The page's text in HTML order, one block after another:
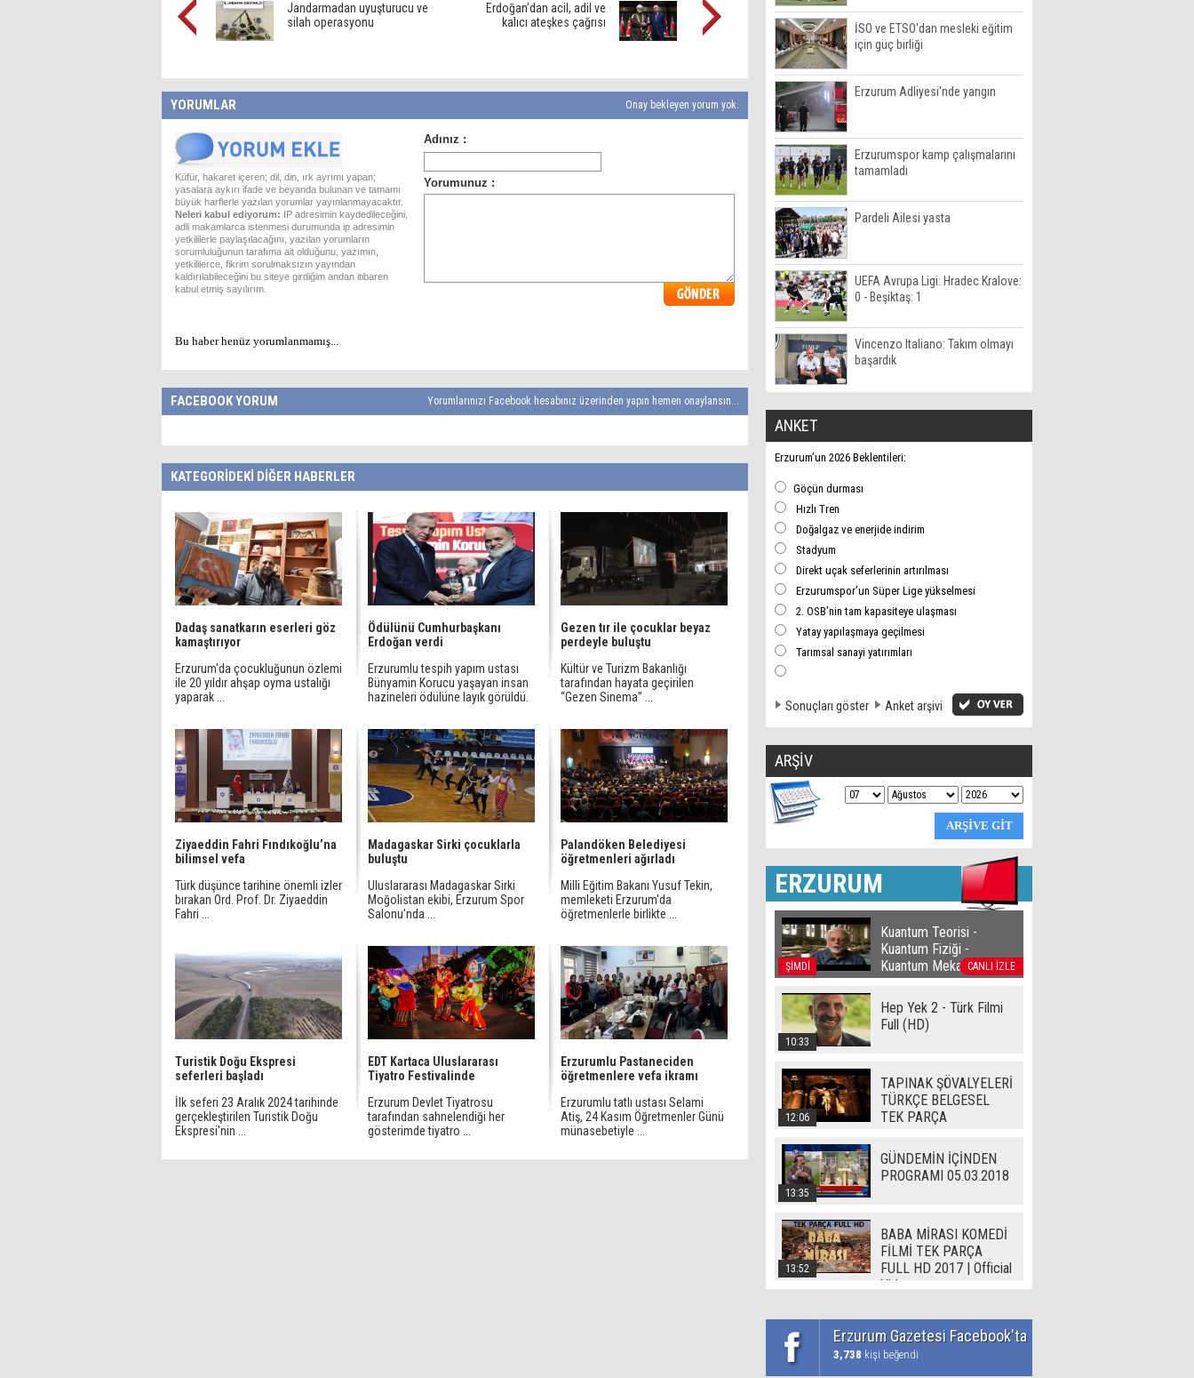
Jandarmadan uyuşturucu ve
silah operasyonu
Erdoğan’dan acil, adil ve
kalıcı ateşkes çağrısı
YORUMLAR Onay bekleyen yorum yok.
Küfür, hakaret içeren; dil, din, ırk ayrımı yapan;
yasalara aykırı ifade ve beyanda bulunan ve tamamı
büyük harflerle yazılan yorumlar yayınlanmayacaktır.
Neleri kabul ediyorum: IP adresimin kaydedileceğini,
adli makamlarca istenmesi durumunda ip adresimin
yetkililerle paylaşılacağını, yazılan yorumların
sorumluluğunun tarafıma ait olduğunu, yazımın,
yetkililerce, fikrim sorulmaksızın yayından
kaldırılabileceğini bu siteye girdiğim andan itibaren
kabul etmiş sayılırım.
Bu haber henüz yorumlanmamış...
FACEBOOK YORUM Yorumlarınızı Facebook hesabınız üzerinden yapın hemen onaylansın...
KATEGORİDEKİ DİĞER HABERLER
Dadaş sanatkarın eserleri göz
kamaştırıyor
Erzurum'da çocukluğunun özlemi
ile 20 yıldır ahşap oyma ustalığı
yaparak ...
Ödülünü Cumhurbaşkanı
Erdoğan verdi
Erzurumlu tespih yapım ustası
Bünyamin Korucu yaşayan insan
hazineleri ödülüne layık görüldü.
Gezen tır ile çocuklar beyaz
perdeyle buluştu
Kültür ve Turizm Bakanlığı
tarafından hayata geçirilen
“Gezen Sinema” ...
Ziyaeddin Fahri Fındıkoğlu’na
bilimsel vefa
Türk düşünce tarihine önemli izler
bırakan Ord. Prof. Dr. Ziyaeddin
Fahri ...
Madagaskar Sirki çocuklarla
buluştu
Uluslararası Madagaskar Sirki
Moğolistan ekibi, Erzurum Spor
Salonu'nda ...
Palandöken Belediyesi
öğretmenleri ağırladı
Milli Eğitim Bakanı Yusuf Tekin,
memleketi Erzurum'da
öğretmenlerle birlikte ...
Turistik Doğu Ekspresi
seferleri başladı
İlk seferi 23 Aralık 2024 tarihinde
gerçekleştirilen Turistik Doğu
Ekspresi'nin ...
EDT Kartaca Uluslararası
Tiyatro Festivalinde
Erzurum Devlet Tiyatrosu
tarafından sahnelendiği her
gösterimde tiyatro ...
Erzurumlu Pastaneciden
öğretmenlere vefa ikramı
Erzurumlu tatlı ustası Selami
Atiş, 24 Kasım Öğretmenler Günü
münasebetiyle ...
İSO ve ETSO'dan mesleki eğitim
için güç birliği
Erzurum Adliyesi'nde yangın
Erzurumspor kamp çalışmalarını
tamamladı
Pardeli Ailesi yasta
UEFA Avrupa Ligi: Hradec Kralove:
0 - Beşiktaş: 1
Vincenzo Italiano: Takım olmayı
başardık
ANKET
Erzurum’un 2026 Beklentileri:
Göçün durması
Hızlı Tren
Doğalgaz ve enerjide indirim
Stadyum
Direkt uçak seferlerinin artırılması
Erzurumspor’un Süper Lige yükselmesi
2. OSB’nin tam kapasiteye ulaşması
Yatay yapılaşmaya geçilmesi
Tarımsal sanayi yatırımları
Sonuçları göster Anket arşivi
ARŞİV
ERZURUM
ŞİMDİ CANLI İZLE
Kuantum Teorisi -
Kuantum Fiziği -
Kuantum Mekaniği
10:33
Hep Yek 2 - Türk Filmi
Full (HD)
12:06
TAPINAK ŞÖVALYELERİ
TÜRKÇE BELGESEL
TEK PARÇA
13:35
GÜNDEMİN İÇİNDEN
PROGRAMI 05.03.2018
13:52
BABA MİRASI KOMEDİ
FİLMİ TEK PARÇA
FULL HD 2017 | Official
Video
Erzurum Gazetesi Facebook'ta
3,738 kişi beğendi